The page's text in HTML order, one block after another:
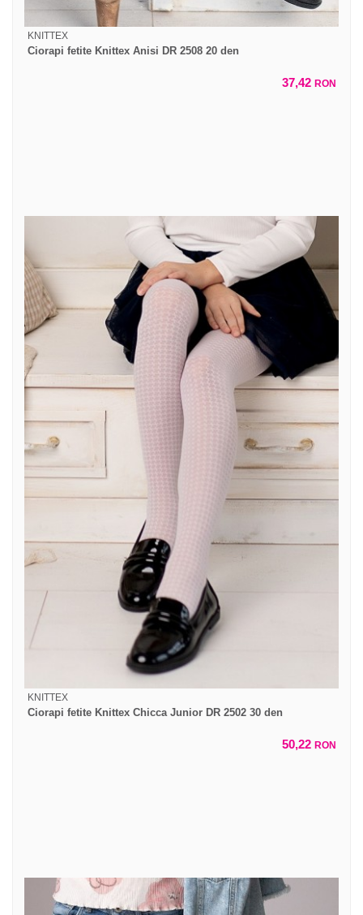
KNITTEX
Ciorapi fetite Knittex Anisi DR 2508 20 den
37,42 RON
KNITTEX
Ciorapi fetite Knittex Chicca Junior DR 2502 30 den
50,22 RON